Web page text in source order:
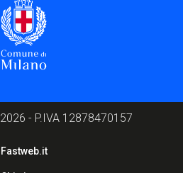
2026 - P.IVA 12878470157
Fastweb.it